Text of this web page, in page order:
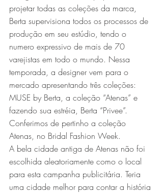
projetar todas as coleções da marca,
Berta supervisiona todos os processos de
produção em seu estúdio, tendo o
numero expressivo de mais de 70
varejistas em todo o mundo. Nessa
temporada, a designer vem para o
mercado apresentando três coleções:
MUSE by Berta, a coleção “Atenas” e
fazendo sua estréia, Berta “Privee”.
Conferimos de pertinho a coleção
Atenas, no Bridal Fashion Week.
A bela cidade antiga de Atenas não foi
escolhida aleatoriamente como o local
para esta campanha publicitária. Teria
uma cidade melhor para contar a história